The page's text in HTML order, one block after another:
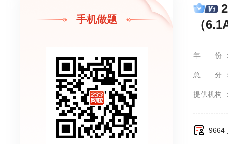
手机做题
（
年份
总分
提供机构
9664